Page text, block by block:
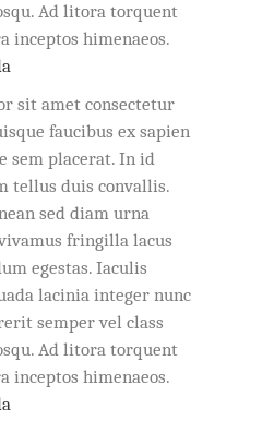
Ad litora torquent
inceptos himenaeos.
sit amet consectetur
faucibus ex sapien
sem placerat. In id
tellus duis convallis.
sed diam urna
fringilla lacus
egestas. Iaculis
lacinia integer nunc
semper vel class
Ad litora torquent
inceptos himenaeos.